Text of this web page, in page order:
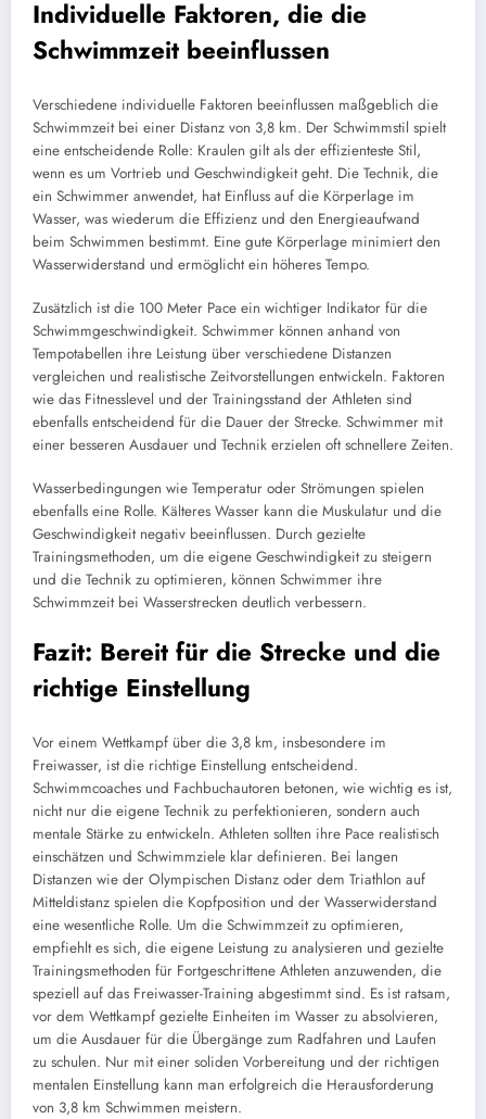
Individuelle Faktoren, die die
Schwimmzeit beeinflussen
Verschiedene individuelle Faktoren beeinflussen maßgeblich die
Schwimmzeit bei einer Distanz von 3,8 km. Der Schwimmstil spielt
eine entscheidende Rolle: Kraulen gilt als der effizienteste Stil,
wenn es um Vortrieb und Geschwindigkeit geht. Die Technik, die
ein Schwimmer anwendet, hat Einfluss auf die Körperlage im
Wasser, was wiederum die Effizienz und den Energieaufwand
beim Schwimmen bestimmt. Eine gute Körperlage minimiert den
Wasserwiderstand und ermöglicht ein höheres Tempo.
Zusätzlich ist die 100 Meter Pace ein wichtiger Indikator für die
Schwimmgeschwindigkeit. Schwimmer können anhand von
Tempotabellen ihre Leistung über verschiedene Distanzen
vergleichen und realistische Zeitvorstellungen entwickeln. Faktoren
wie das Fitnesslevel und der Trainingsstand der Athleten sind
ebenfalls entscheidend für die Dauer der Strecke. Schwimmer mit
einer besseren Ausdauer und Technik erzielen oft schnellere Zeiten.
Wasserbedingungen wie Temperatur oder Strömungen spielen
ebenfalls eine Rolle. Kälteres Wasser kann die Muskulatur und die
Geschwindigkeit negativ beeinflussen. Durch gezielte
Trainingsmethoden, um die eigene Geschwindigkeit zu steigern
und die Technik zu optimieren, können Schwimmer ihre
Schwimmzeit bei Wasserstrecken deutlich verbessern.
Fazit: Bereit für die Strecke und die
richtige Einstellung
Vor einem Wettkampf über die 3,8 km, insbesondere im
Freiwasser, ist die richtige Einstellung entscheidend.
Schwimmcoaches und Fachbuchautoren betonen, wie wichtig es ist,
nicht nur die eigene Technik zu perfektionieren, sondern auch
mentale Stärke zu entwickeln. Athleten sollten ihre Pace realistisch
einschätzen und Schwimmziele klar definieren. Bei langen
Distanzen wie der Olympischen Distanz oder dem Triathlon auf
Mitteldistanz spielen die Kopfposition und der Wasserwiderstand
eine wesentliche Rolle. Um die Schwimmzeit zu optimieren,
empfiehlt es sich, die eigene Leistung zu analysieren und gezielte
Trainingsmethoden für Fortgeschrittene Athleten anzuwenden, die
speziell auf das Freiwasser-Training abgestimmt sind. Es ist ratsam,
vor dem Wettkampf gezielte Einheiten im Wasser zu absolvieren,
um die Ausdauer für die Übergänge zum Radfahren und Laufen
zu schulen. Nur mit einer soliden Vorbereitung und der richtigen
mentalen Einstellung kann man erfolgreich die Herausforderung
von 3,8 km Schwimmen meistern.